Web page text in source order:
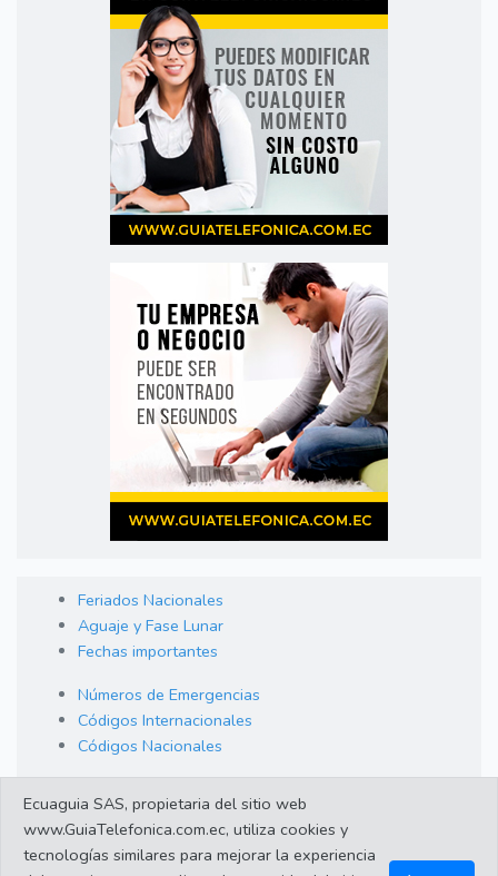
Feriados Nacionales
Aguaje y Fase Lunar
Fechas importantes
Números de Emergencias
Códigos Internacionales
Códigos Nacionales
Cambio de Divisas
Enlaces de interes
Ecuaguia SAS, propietaria del sitio web
www.GuiaTelefonica.com.ec, utiliza cookies y
tecnologías similares para mejorar la experiencia